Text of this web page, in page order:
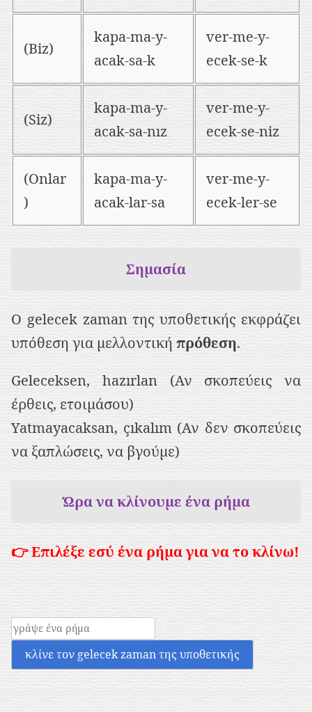
(Biz)
kapa-ma-y-
acak-sa-k
ver-me-y-
ecek-se-k
(Siz)
kapa-ma-y-
acak-sa-nız
ver-me-y-
ecek-se-niz
(Onlar
)
kapa-ma-y-
acak-lar-sa
ver-me-y-
ecek-ler-se
Σημασία
Ο gelecek zaman της υποθετικής εκφράζει
υπόθεση για μελλοντικήπρόθεση.
Geleceksen, hazırlan (Αν σκοπεύεις να
έρθεις, ετοιμάσου)
Yatmayacaksan, çıkalım (Αν δεν σκοπεύεις
να ξαπλώσεις, να βγούμε)
Ώρα να κλίνουμε ένα ρήμα
👉 Επιλέξε εσύ ένα ρήμα για να το κλίνω!
κλίνε τον gelecek zaman της υποθετικής